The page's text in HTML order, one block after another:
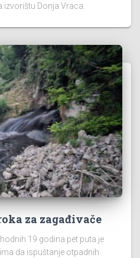
izvorištu Donja Vraca.
za zagađivače
19 godina pet puta je
da ispuštanje otpadnih